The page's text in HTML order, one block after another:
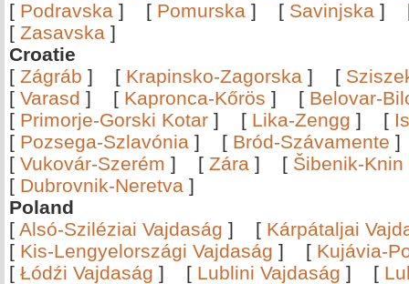
[ Podravska ] [ Pomurska ] [ Savinjska ]
[ Zasavska ]
Croatie
[ Zágráb ] [ Krapinsko-Zagorska ] [
[ Varasd ] [ Kapronca-Kőrös ] [ Belovar-
[ Primorje-Gorski Kotar ] [ Lika-Zengg ] [
[ Pozsega-Szlavónia ] [ Bród-Szávamente
[ Vukovár-Szerém ] [ Zára ] [ Šibenik-Knin
[ Dubrovnik-Neretva ]
Poland
[ Alsó-Sziléziai Vajdaság ] [ Kárpátaljai
[ Kis-Lengyelországi Vajdaság ] [ Kujávia-
[ Łódźi Vajdaság ] [ Lublini Vajdaság ] [